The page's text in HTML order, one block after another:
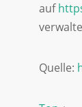
auf
Quelle: